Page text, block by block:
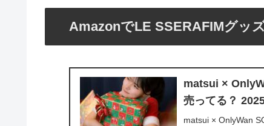
AmazonでLE SSERAFIMグッ
matsui ×
売ってる？
matsui × OnlyWan